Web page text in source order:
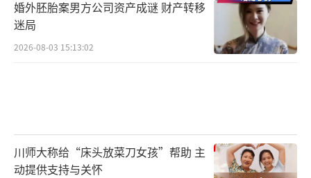
婚外胚胎案男方公司资产成谜 财产转移
迷局
2026-08-03 15:13:02
川师大称给“床头放菜刀女孩”帮助 主
动提供支持与关怀